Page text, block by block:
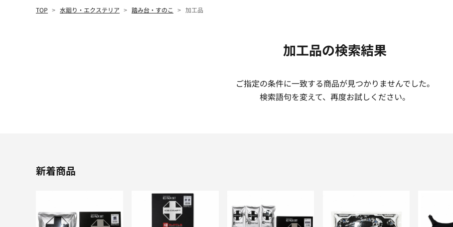
TOP 水廻り・エクステリア 踏み台・すのこ 加工品
加工品の検索結果
ご指定の条件に一致する商品が見つかりませんでした。
検索語句を変えて、再度お試しください。
新着商品